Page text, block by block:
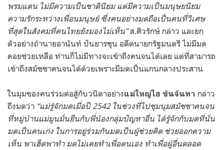
พรมแดน ไม่มีความเป็นชาตินิยม แต่มีความเป็นมนุษยนิยม
ความรักระหว่างเพื่อนมนุษย์ ซึ่งคนอย่างมดถือเป็นคนที่วิเศษ
ที่สุดในสังคมที่คนไทยยังมองไม่เห็น”ส.ศิวรักษ์ กล่าว และยก
ตัวอย่างถ้านายอานันท์ ปันยารชุน อดีตนายกรัฐมนตรี ไม่มีมด
คอยช่วยเหลือ ท่านก็ไม่มีทางจะเข้าถึงคนจนได้เลย แต่ที่สามารถ
เข้าถึงสมัชชาคนจนได้ด้วยเพราะมีมดเป็นแกนกลางประสาน
ในมุมของคนร่วมต่อสู้กับวนิดาอย่างแม่ใหญ่ไฮ ขันจันทา กล่าว
ถึงมดว่า “แม่รู้จักมดเมื่อปี 2542 ในช่วงที่ไปชุมนุมสมัชชาคนจน
ที่หมู่บ้านแม่มูนมั่นยืนกับพี่น้องกลุ่มปัญหาอื่น ได้รู้จักกับมดที่นั่น
มดเป็นคนเก่ง ในการอยู่ร่วมกันมดเป็นผู้ช่วยคิด ช่วยออกความ
เห็น พาเฮ็ดพาทำ มดไม่เคยทำเพื่อตนเอง ทำเพื่อผู้อื่นตลอด